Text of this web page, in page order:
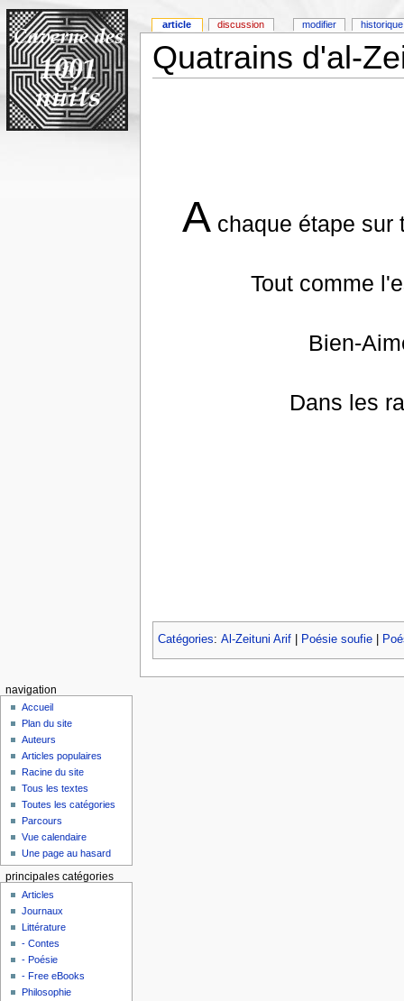
Quatrains d'al-
A chaque étape sur
Tout comme
Bien-
Dans les
Catégories: Al-Zeituni Arif| Poésie soufie|
article discussion modifier historique
navigation
Accueil
Plan du site
Auteurs
Articles populaires
Racine du site
Tous les textes
Toutes les catégories
Parcours
Vue calendaire
Une page au hasard
principales catégories
Articles
Journaux
Littérature
- Contes
- Poésie
- Free eBooks
Philosophie